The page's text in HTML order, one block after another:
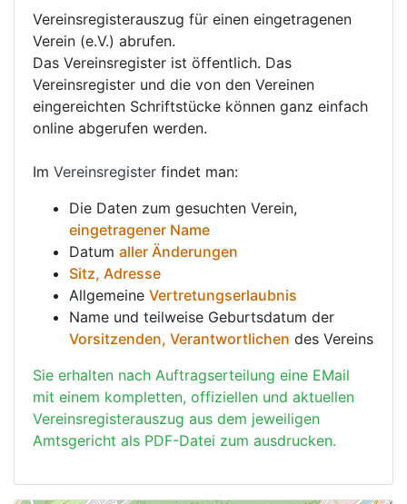
Vereinsregisterauszug für einen eingetragenen
Verein (e.V.) abrufen.
Das Vereinsregister ist öffentlich. Das
Vereinsregister und die von den Vereinen
eingereichten Schriftstücke können ganz einfach
online abgerufen werden.
Im Vereinsregister findet man:
Die Daten zum gesuchten Verein,
eingetragener Name
Datum aller Änderungen
Sitz, Adresse
Allgemeine Vertretungserlaubnis
Name und teilweise Geburtsdatum der
Vorsitzenden, Verantwortlichen des Vereins
Sie erhalten nach Auftragserteilung eine EMail
mit einem kompletten, offiziellen und aktuellen
Vereinsregisterauszug aus dem jeweiligen
Amtsgericht als PDF-Datei zum ausdrucken.